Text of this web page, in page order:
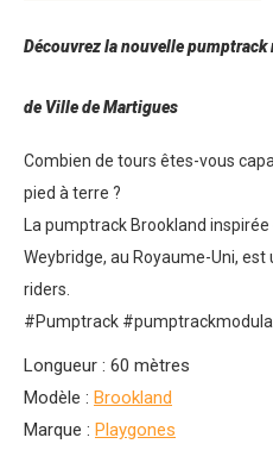
Découvrez la nouvelle
de Ville de Martigues
Combien de tours êtes-vous
pied à terre ?
La pumptrack Brookland
Weybridge, au Royaume-Uni,
riders.
#Pumptrack
Longueur : 60 mètres
Modèle : Brookland
Marque : Playgones